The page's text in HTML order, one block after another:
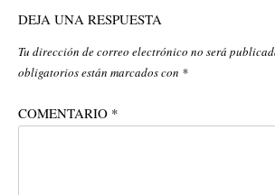
DEJA UNA RESPUESTA
Tu dirección de correo electrónico no será
obligatorios están marcados con *
COMENTARIO *